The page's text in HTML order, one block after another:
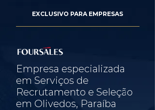
EXCLUSIVO PARA EMPRESAS
Empresa especializada
em Serviços de
Recrutamento e Seleção
em Olivedos, Paraíba